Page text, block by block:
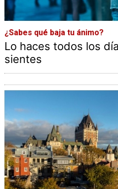
¿Sabes qué baja tu ánimo?
Lo haces todos los
sientes